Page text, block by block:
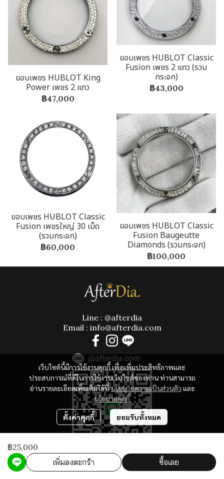
ขอบเพชร HUBLOT King
Power เพชร 2 แถว
฿47,000
ขอบเพชร HUBLOT Classic
Fusion เพชร 2 แถว (รวม
กระจก)
฿43,000
ขอบเพชร HUBLOT Classic
Fusion เพชรใหญ่ 30 เม็ด
(รวมกระจก)
฿60,000
ขอบเพชร HUBLOT Classic
Fusion Baugeutte
Diamonds (รวมกระจก)
฿100,000
฿25,000
เพิ่มลงตะกร้า
ซื้อเลย
เว็บไซต์นี้มีการใช้งานคุกกี้ เพื่อเพิ่มประสิทธิภาพและ
ประสบการณ์ที่ดีในการใช้งานเว็บไซต์ของท่าน ท่านสามารถ
อ่านรายละเอียดเพิ่มเติมได้ที่นโยบายความเป็นส่วนตัว และ
นโยบายคุกกี้
ตั้งค่าคุกกี้ ยอมรับทั้งหมด
Line : @afterdia
Email : info@afterdia.com
@afterdia.com
Powered By MakeWebEasy